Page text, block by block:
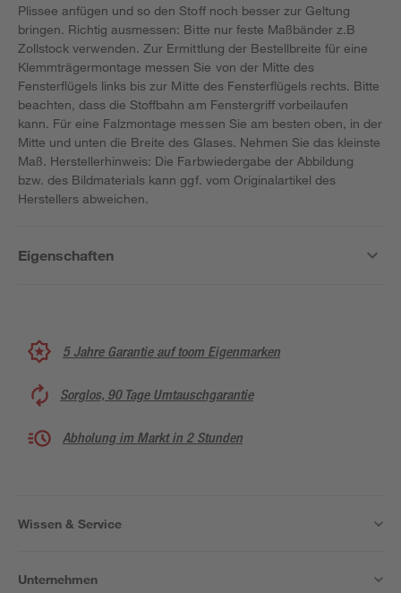
Plissee anfügen und so den Stoff noch besser zur Geltung
bringen. Richtig ausmessen: Bitte nur feste Maßbänder z.B
Zollstock verwenden. Zur Ermittlung der Bestellbreite für eine
Klemmträgermontage messen Sie von der Mitte des
Fensterflügels links bis zur Mitte des Fensterflügels rechts. Bitte
beachten, dass die Stoffbahn am Fenstergriff vorbeilaufen
kann. Für eine Falzmontage messen Sie am besten oben, in der
Mitte und unten die Breite des Glases. Nehmen Sie das kleinste
Maß. Herstellerhinweis: Die Farbwiedergabe der Abbildung
bzw. des Bildmaterials kann ggf. vom Originalartikel des
Herstellers abweichen.
Eigenschaften
5 Jahre Garantie auf toom Eigenmarken
Sorglos, 90 Tage Umtauschgarantie
Abholung im Markt in 2 Stunden
Wissen & Service
Unternehmen